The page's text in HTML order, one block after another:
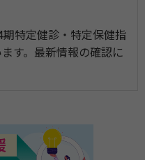
特定健診・特定保健指
す。最新情報の確認に